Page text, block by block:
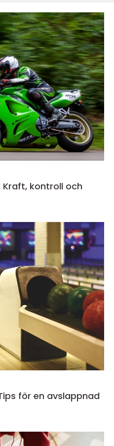
kontroll och
för en avslappnad